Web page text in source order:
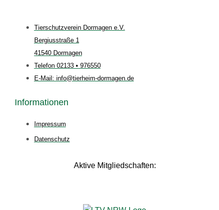
Tierschutzverein Dormagen e.V.
Bergiusstraße 1
41540 Dormagen
Telefon 02133 • 976550
E-Mail: info@tierheim-dormagen.de
Informationen
Impressum
Datenschutz
Aktive Mitgliedschaften: